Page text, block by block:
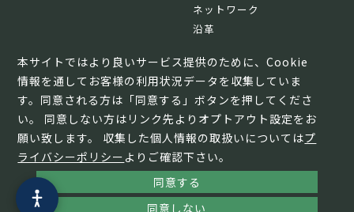
本サイトではより良いサービス提供のために、Cookie
情報を通してお客様の利用状況データを収集していま
す。同意される方は「同意する」ボタンを押してくださ
い。 同意しない方はリンク先よりオプトアウト設定をお
願い致します。 収集した個人情報の取扱いについてはプ
ライバシーポリシー よりご確認下さい。
同意する
同意しない
ネットワーク
沿革
© TERAMOTO All Rights Reserved.